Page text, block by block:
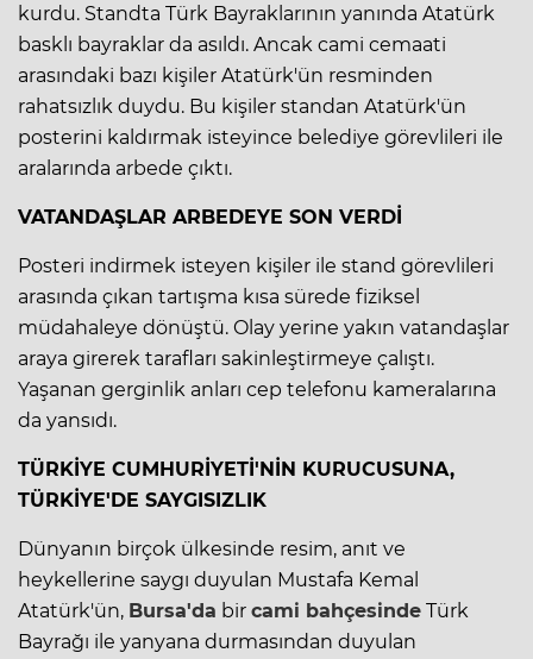
kurdu. Standta Türk Bayraklarının yanında Atatürk
basklı bayraklar da asıldı. Ancak cami cemaati
arasındaki bazı kişiler Atatürk'ün resminden
rahatsızlık duydu. Bu kişiler standan Atatürk'ün
posterini kaldırmak isteyince belediye görevlileri ile
aralarında arbede çıktı.
VATANDAŞLAR ARBEDEYE SON VERDİ
Posteri indirmek isteyen kişiler ile stand görevlileri
arasında çıkan tartışma kısa sürede fiziksel
müdahaleye dönüştü. Olay yerine yakın vatandaşlar
araya girerek tarafları sakinleştirmeye çalıştı.
Yaşanan gerginlik anları cep telefonu kameralarına
da yansıdı.
TÜRKİYE CUMHURİYETİ'NİN KURUCUSUNA,
TÜRKİYE'DE SAYGISIZLIK
Dünyanın birçok ülkesinde resim, anıt ve
heykellerine saygı duyulan Mustafa Kemal
Atatürk'ün, Bursa'da bir cami bahçesinde Türk
Bayrağı ile yanyana durmasından duyulan